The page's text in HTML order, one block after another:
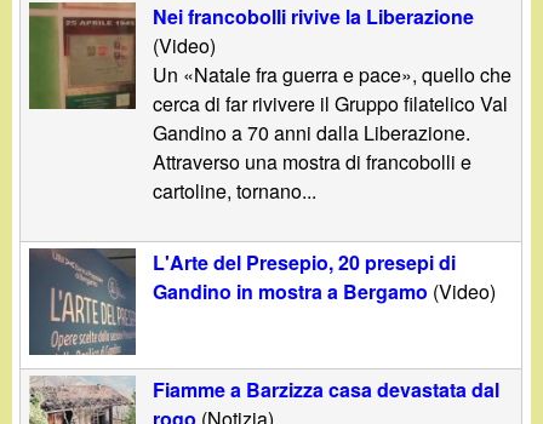
Nei francobolli rivive la Liberazione
(Video)
Un «Natale fra guerra e pace», quello che
cerca di far rivivere il Gruppo filatelico Val
Gandino a 70 anni dalla Liberazione.
Attraverso una mostra di francobolli e
cartoline, tornano...
L'Arte del Presepio, 20 presepi di
Gandino in mostra a Bergamo (Video)
Fiamme a Barzizza casa devastata dal
rogo (Notizia)